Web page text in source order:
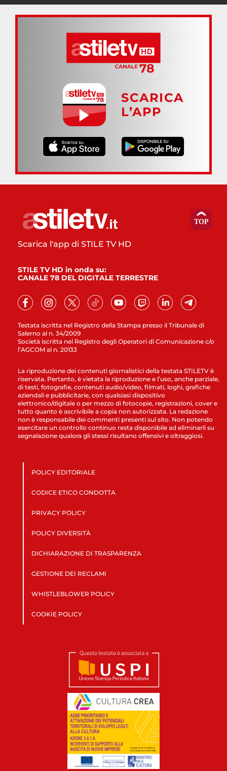
SCARICA
L’APP
Testata iscritta nel Registro della Stampa presso il Tribunale di
Salerno al n. 34/2009
Società iscritta nel Registro degli Operatori di Comunicazione c/o
l’AGCOM al n. 20133
Scarica l'app di STILE TV HD
STILE TV HD in onda su:
CANALE 78 DEL DIGITALE TERRESTRE
La riproduzione dei contenuti giornalistici della testata STILETV è
riservata. Pertanto, è vietata la riproduzione e l’uso, anche parziale,
di testi, fotografie, contenuti audio/video, filmati, loghi, grafiche
aziendali e pubblicitarie, con qualsiasi dispositivo
elettronico/digitale o per mezzo di fotocopie, registrazioni, cover e
tutto quanto è ascrivibile a copia non autorizzata. La redazione
non è responsabile dei commenti presenti sul sito. Non potendo
esercitare un controllo continuo resta disponibile ad eliminarli su
segnalazione qualora gli stessi risultano offensivi e oltraggiosi.
POLICY EDITORIALE
CODICE ETICO CONDOTTA
PRIVACY POLICY
POLICY DIVERSITÀ
DICHIARAZIONE DI TRASPARENZA
GESTIONE DEI RECLAMI
WHISTLEBLOWER POLICY
COOKIE POLICY